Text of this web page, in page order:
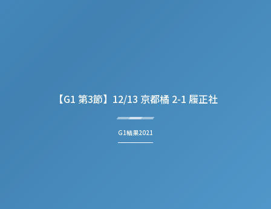
【G1 第3節】12/13 京都橘 2-1 履正社
G1結果2021